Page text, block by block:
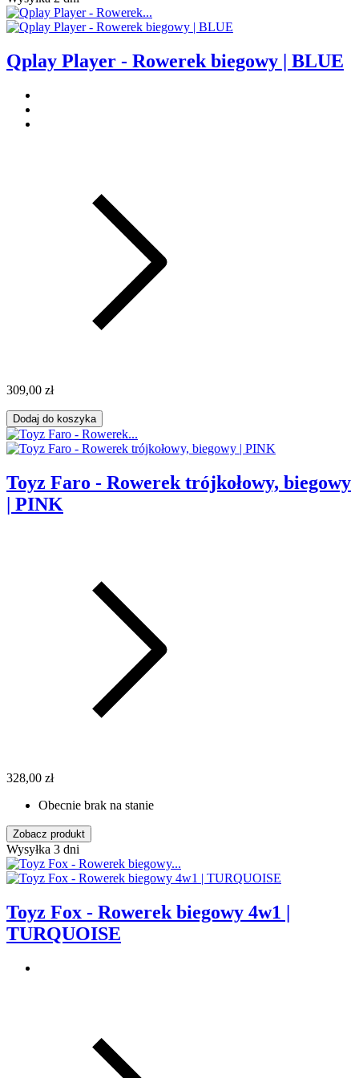
Qplay Player - Rowerek biegowy | BLUE
309,00 zł
Dodaj do koszyka
Toyz Faro - Rowerek trójkołowy, biegowy
| PINK
328,00 zł
Obecnie brak na stanie
Zobacz produkt
Wysyłka 3 dni
Toyz Fox - Rowerek biegowy 4w1 |
TURQUOISE